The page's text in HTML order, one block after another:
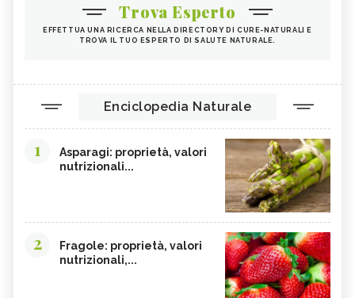
Trova Esperto
EFFETTUA UNA RICERCA NELLA DIRECTORY DI CURE-NATURALI E
TROVA IL TUO ESPERTO DI SALUTE NATURALE.
Enciclopedia Naturale
1
Asparagi: proprietà, valori
nutrizionali...
2
Fragole: proprietà, valori
nutrizionali,...